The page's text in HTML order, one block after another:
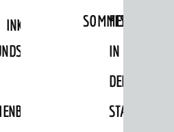
INKLUSION
SOMMERTAGSZUG
FESTE
IN
DEN
STADTTEILEN